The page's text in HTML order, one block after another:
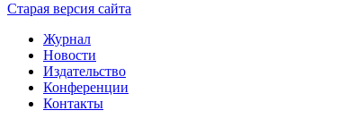
Старая версия сайта
Журнал
Новости
Издательство
Конференции
Контакты